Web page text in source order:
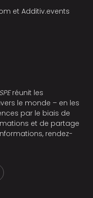
et Additiv.events
SPEréunit les
le monde – en les
par le biais de
et de partage
rendez-